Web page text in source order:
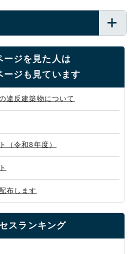
ージを見た人は
ージも見ています
違反建築物について
（令和8年度）
布します
スランキング